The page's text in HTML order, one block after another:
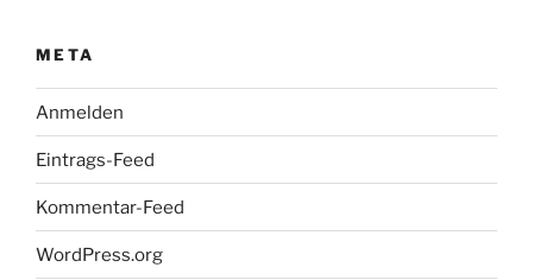
META
Anmelden
Eintrags-Feed
Kommentar-Feed
WordPress.org